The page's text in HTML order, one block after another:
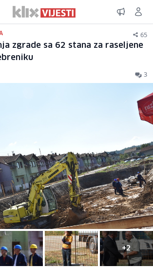
65
zgrade sa 62 stana za raseljene
3
+2